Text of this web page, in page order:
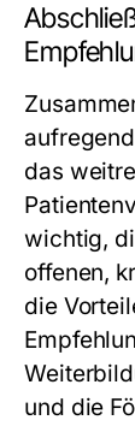
das
wichtig,
offenen,
die
und die